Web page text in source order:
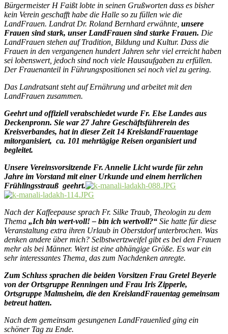
Bürgermeister H Faißt lobte in seinen Grußworten dass es bisher
kein Verein geschafft habe die Halle so zu füllen wie die
LandFrauen. Landrat Dr. Roland Bernhard erwähnte, unsere
Frauen sind stark, unser LandFrauen sind starke Frauen. Die
LandFrauen stehen auf Tradition, Bildung und Kultur. Dass die
Frauen in den vergangenen hundert Jahren sehr viel erreicht haben
sei lobenswert, jedoch sind noch viele Hausaufgaben zu erfüllen.
Der Frauenanteil in Führungspositionen sei noch viel zu gering.
Das Landratsant steht auf Ernährung und arbeitet mit den
LandFrauen zusammen.
Geehrt und offiziell verabschiedet wurde Fr. Else Landes aus
Deckenpronn. Sie war 27 Jahre Geschäftsführerein des
Kreisverbandes, hat in dieser Zeit 14 KreislandFrauentage
mitorganisiert, ca. 101 mehrtägige Reisen organisiert und
begleitet.
Unsere Vereinsvorsitzende Fr. Annelie Licht wurde für zehn
Jahre im Vorstand mit einer Urkunde und einem herrlichen
Frühlingsstrauß geehrt.
Nach der Kaffeepause sprach Fr. Silke Traub, Theologin zu dem
Thema „Ich bin wert-voll! – bin ich wertvoll?“ Sie hatte für diese
Veranstaltung extra ihren Urlaub in Oberstdorf unterbrochen. Was
denken andere über mich? Selbstwertzweifel gibt es bei den Frauen
mehr als bei Männer. Wert ist eine abhängige Größe. Es war ein
sehr interessantes Thema, das zum Nachdenken anregte.
Zum Schluss sprachen die beiden Vorsitzen Frau Gretel Beyerle
von der Ortsgruppe Renningen und Frau Iris Zipperle,
Ortsgruppe Malmsheim, die den KreislandFrauentag gemeinsam
betreut hatten.
Nach dem gemeinsam gesungenen LandFrauenlied ging ein
schöner Tag zu Ende.